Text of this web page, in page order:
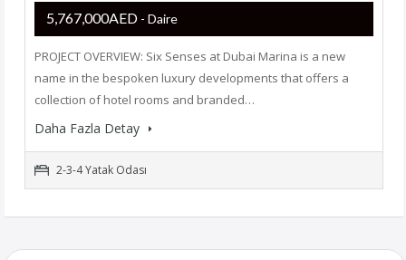
5,767,000AED - Daire
PROJECT OVERVIEW: Six Senses at Dubai Marina is a new
name in the bespoken luxury developments that offers a
collection of hotel rooms and branded…
Daha Fazla Detay
2-3-4 Yatak Odası